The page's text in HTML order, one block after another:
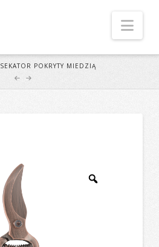
SEKATOR POKRYTY MIEDZIĄ